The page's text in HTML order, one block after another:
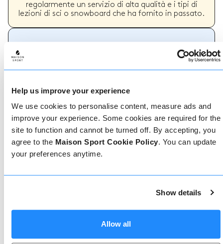
Help us improve your experience
We use cookies to personalise content, measure ads and
improve your experience. Some cookies are required for the
site to function and cannot be turned off. By accepting, you
agree to the Maison Sport Cookie Policy. You can update
your preferences anytime.
Show details
Allow all
regolarmente un servizio di alta qualità e i tipi di
lezioni di sci o snowboard che ha fornito in passato.
Come prenotare
semplice, il nostro team di esperti è sempre a
disposizione per aiutarvi: prenotate subito online
o parlate con il nostro team se avete bisogno di
assistenza.
Prenota online